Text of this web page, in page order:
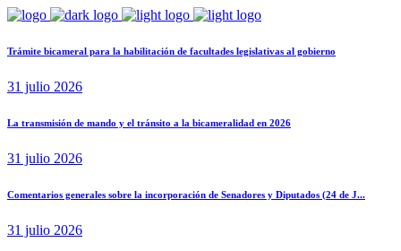
Trámite bicameral para la habilitación de facultades legislativas al gobierno
31 julio 2026
La transmisión de mando y el tránsito a la bicameralidad en 2026
31 julio 2026
Comentarios generales sobre la incorporación de Senadores y Diputados (24 de J...
31 julio 2026